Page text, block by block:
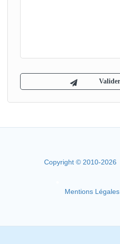
Copyright © 2010-2026
Mentions Légales